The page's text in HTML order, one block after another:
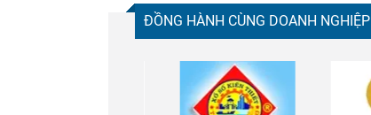
ĐỒNG HÀNH CÙNG DOANH NGHIỆP